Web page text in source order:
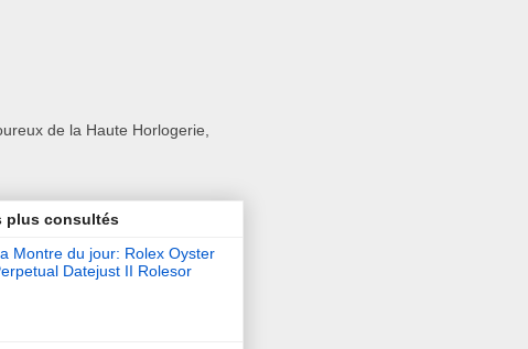
de la Haute Horlogerie,
plus consultés
Montre du jour: Rolex Oyster
Datejust II Rolesor